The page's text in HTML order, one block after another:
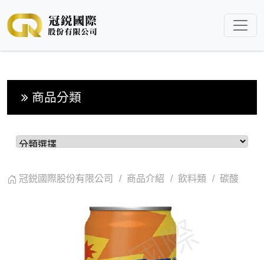
商品分類
冠鋭國際股份有限公司 商品介紹 飲料類 碳酸